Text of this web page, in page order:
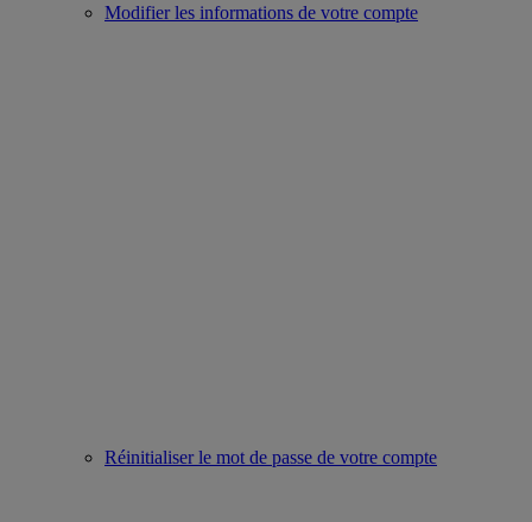
Modifier les informations de votre compte
Réinitialiser le mot de passe de votre compte